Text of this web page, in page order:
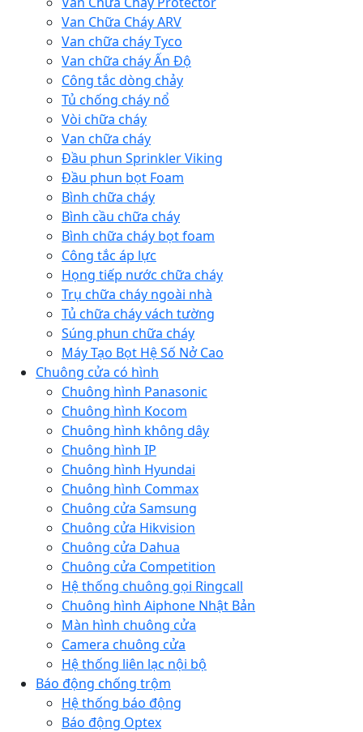
Van Chữa Cháy ARV
Van chữa cháy Tyco
Van chữa cháy Ấn Độ
Công tắc dòng chảy
Tủ chống cháy nổ
Vòi chữa cháy
Van chữa cháy
Đầu phun Sprinkler Viking
Đầu phun bọt Foam
Bình chữa cháy
Bình cầu chữa cháy
Bình chữa cháy bọt foam
Công tắc áp lực
Họng tiếp nước chữa cháy
Trụ chữa cháy ngoài nhà
Tủ chữa cháy vách tường
Súng phun chữa cháy
Máy Tạo Bọt Hệ Số Nở Cao
Chuông cửa có hình
Chuông hình Panasonic
Chuông hình Kocom
Chuông hình không dây
Chuông hình IP
Chuông hình Hyundai
Chuông hình Commax
Chuông cửa Samsung
Chuông cửa Hikvision
Chuông cửa Dahua
Chuông cửa Competition
Hệ thống chuông gọi Ringcall
Chuông hình Aiphone Nhật Bản
Màn hình chuông cửa
Camera chuông cửa
Hệ thống liên lạc nội bộ
Báo động chống trộm
Hệ thống báo động
Báo động Optex